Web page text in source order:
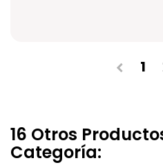
chevron_left 1
16 Otros
Categoría: